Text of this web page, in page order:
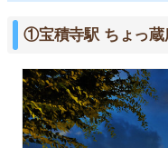
①宝積寺駅 ちょっ蔵